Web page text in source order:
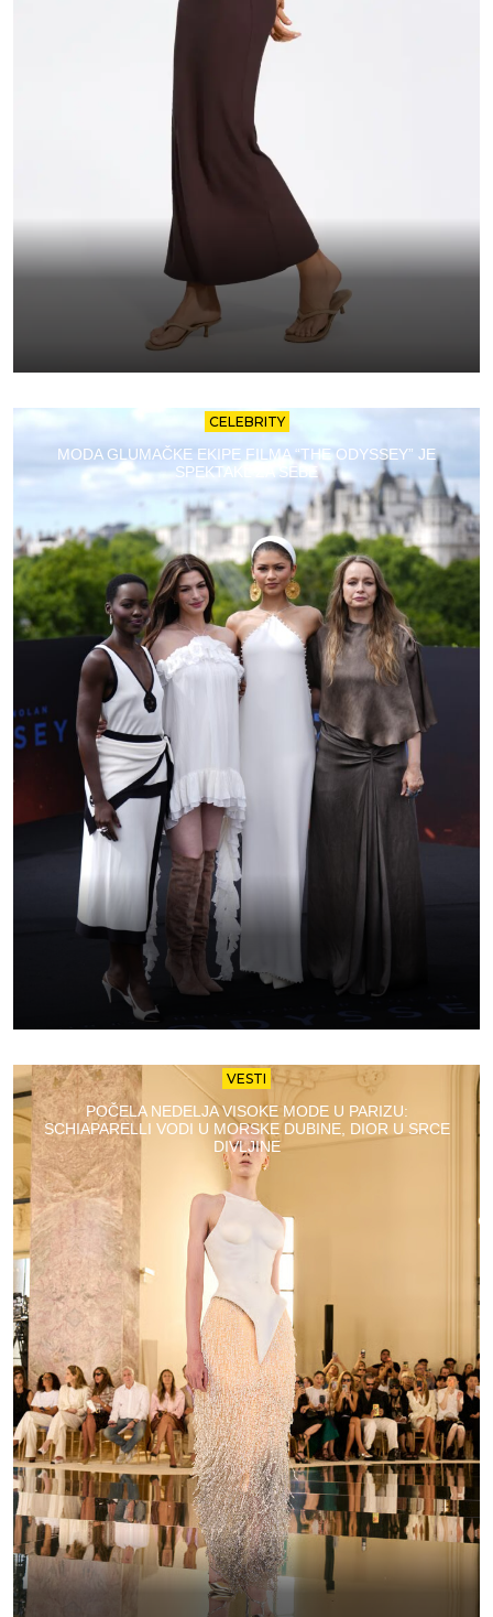
CELEBRITY
MODA GLUMAČKE EKIPE FILMA “THE ODYSSEY” JE
SPEKTAKL ZA SEBE
VESTI
POČELA NEDELJA VISOKE MODE U PARIZU:
SCHIAPARELLI VODI U MORSKE DUBINE, DIOR U SRCE
DIVLJINE